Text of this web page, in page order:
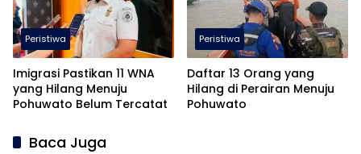
Peristiwa
Imigrasi Pastikan 11 WNA
yang Hilang Menuju
Pohuwato Belum Tercatat
Peristiwa
Daftar 13 Orang yang
Hilang di Perairan Menuju
Pohuwato
Baca Juga